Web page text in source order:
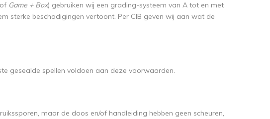
Game + Box) gebruiken wij een grading-systeem van A tot en met
sterke beschadigingen vertoont. Per CIB geven wij aan wat de
gesealde spellen voldoen aan deze voorwaarden.
maar de doos en/of handleiding hebben geen scheuren,